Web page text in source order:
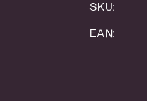
SKU:
EAN: